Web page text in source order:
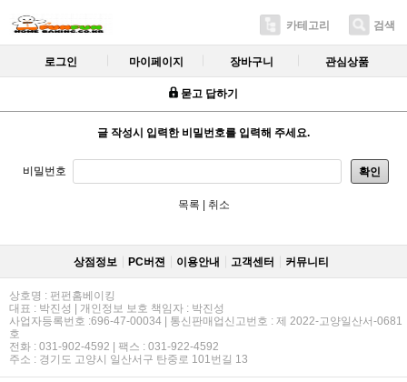
카테고리 검색
로그인 마이페이지 장바구니 관심상품
묻고 답하기
글 작성시 입력한 비밀번호를 입력해 주세요.
비밀번호 확인
목록 취소
상점정보 PC버젼 이용안내 고객센터 커뮤니티
상호명 : 펀펀홈베이킹
대표 : 박진성 | 개인정보 보호 책임자 : 박진성
사업자등록번호 :696-47-00034 | 통신판매업신고번호 : 제 2022-고양일산서-0681
호
전화 : 031-902-4592 | 팩스 : 031-922-4592
주소 : 경기도 고양시 일산서구 탄중로 101번길 13